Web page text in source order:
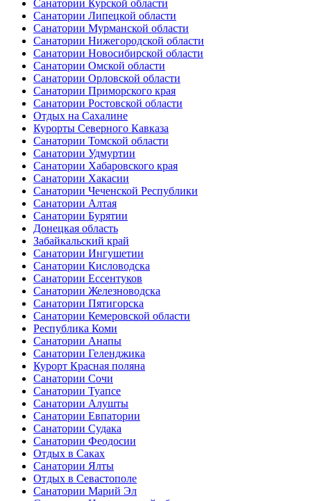
Санатории Курской области
Санатории Липецкой области
Санатории Мурманской области
Санатории Нижегородской области
Санатории Новосибирской области
Санатории Омской области
Санатории Орловской области
Санатории Приморского края
Санатории Ростовской области
Отдых на Сахалине
Курорты Северного Кавказа
Санатории Томской области
Санатории Удмуртии
Санатории Хабаровского края
Санатории Хакасии
Санатории Чеченской Республики
Санатории Алтая
Санатории Бурятии
Донецкая область
Забайкальский край
Санатории Ингушетии
Санатории Кисловодска
Санатории Ессентуков
Санатории Железноводска
Санатории Пятигорска
Санатории Кемеровской области
Республика Коми
Санатории Анапы
Санатории Геленджика
Курорт Красная поляна
Санатории Сочи
Санатории Туапсе
Санатории Алушты
Санатории Евпатории
Санатории Судака
Санатории Феодосии
Отдых в Саках
Санатории Ялты
Отдых в Севастополе
Санатории Марий Эл